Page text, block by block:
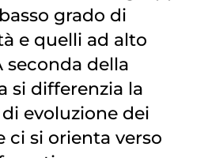
grado di
e quelli ad alto
seconda della
si differenzia la
evoluzione dei
ci si orienta verso